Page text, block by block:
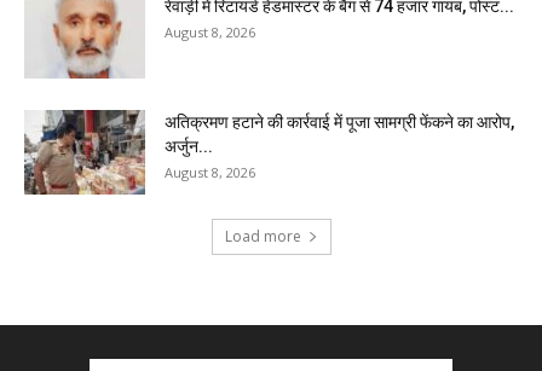
रेवाड़ी में रिटायर्ड हेडमास्टर के बैग से ₹74 हजार गायब, पोस्ट...
August 8, 2026
अतिक्रमण हटाने की कार्रवाई में पूजा सामग्री फेंकने का आरोप,
अर्जुन...
August 8, 2026
Load more